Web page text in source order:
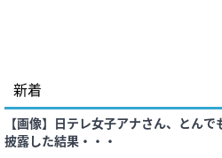
新着
【画像】日テレ女子アナさん、とん
披露した結果・・・